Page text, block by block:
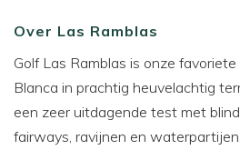
Over Las Ramblas
Golf Las Ramblas is onze
Blanca in prachtig heuvelachtig
een zeer uitdagende test met
fairways, ravijnen en waterpartijen.